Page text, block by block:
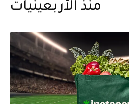
منذ الأربعينيات